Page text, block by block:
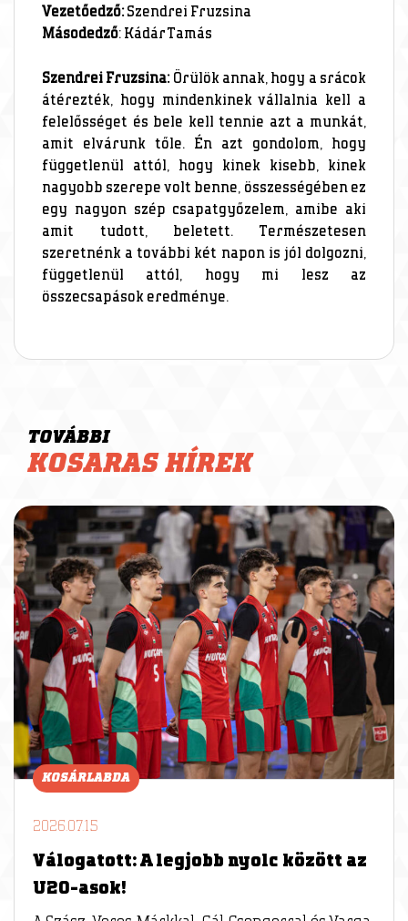
Vezetőedző:Szendrei Fruzsina
Másodedző: Kádár Tamás
Szendrei Fruzsina: Örülök annak, hogy a srácok
átérezték, hogy mindenkinek vállalnia kell a
felelősséget és bele kell tennie azt a munkát,
amit elvárunk tőle. Én azt gondolom, hogy
függetlenül attól, hogy kinek kisebb, kinek
nagyobb szerepe volt benne, összességében ez
egy nagyon szép csapatgyőzelem, amibe aki
amit tudott, beletett. Természetesen
szeretnénk a további két napon is jól dolgozni,
függetlenül attól, hogy mi lesz az
összecsapások eredménye.
TOVÁBBI
KOSARAS HÍREK
KOSÁRLABDA
2026.07.15
Válogatott: A legjobb nyolc között az
U20-asok!